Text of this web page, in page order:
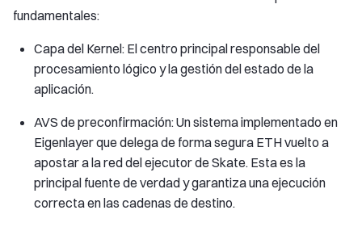
fundamentales:
Capa del Kernel: El centro principal responsable del
procesamiento lógico y la gestión del estado de la
aplicación.
AVS de preconfirmación: Un sistema implementado en
Eigenlayer que delega de forma segura ETH vuelto a
apostar a la red del ejecutor de Skate. Esta es la
principal fuente de verdad y garantiza una ejecución
correcta en las cadenas de destino.